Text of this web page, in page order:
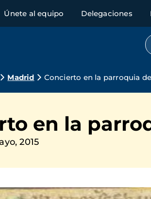
Únete al equipo Delegaciones
Madrid Concierto en la parroquia
en la
2015